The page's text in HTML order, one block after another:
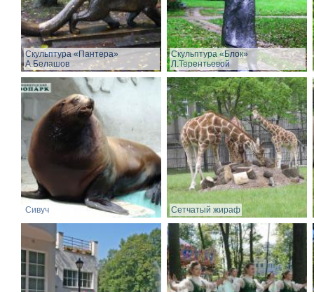
Скульптура «Пантера»
А.Белашов
Скульптура «Блок»
Л.Терентьевой
Сивуч Сетчатый жираф